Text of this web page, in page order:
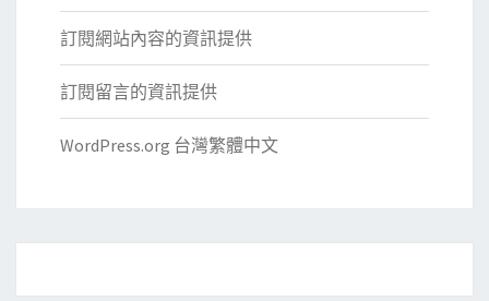
訂閱網站內容的資訊提供
訂閱留言的資訊提供
WordPress.org 台灣繁體中文